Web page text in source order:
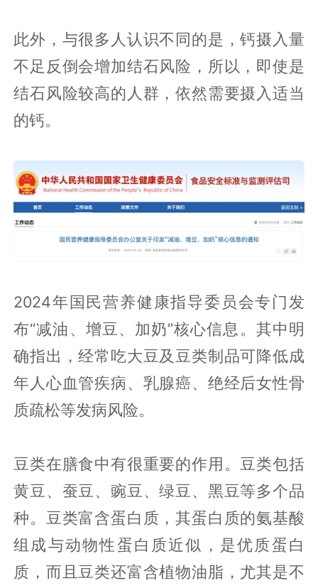
此外，与很多人认识不同的是，钙摄入量
不足反倒会增加结石风险，所以，即使是
结石风险较高的人群，依然需要摄入适当
的钙。
2024年国民营养健康指导委员会专门发
布“减油、增豆、加奶”核心信息。其中明
确指出，经常吃大豆及豆类制品可降低成
年人心血管疾病、乳腺癌、绝经后女性骨
质疏松等发病风险。
豆类在膳食中有很重要的作用。豆类包括
黄豆、蚕豆、豌豆、绿豆、黑豆等多个品
种。豆类富含蛋白质，其蛋白质的氨基酸
组成与动物性蛋白质近似，是优质蛋白
质，而且豆类还富含植物油脂，尤其是不